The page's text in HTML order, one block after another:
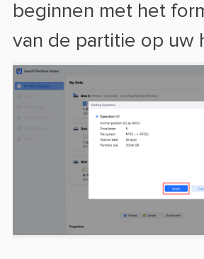
beginnen met het
van de partitie op uw